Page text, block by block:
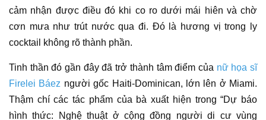
cảm nhận được điều đó khi co ro dưới mái hiên và chờ
cơn mưa như trút nước qua đi. Đó là hương vị trong ly
cocktail không rõ thành phần.
Tinh thần đó gần đây đã trở thành tâm điểm của nữ họa sĩ
Firelei Báez người gốc Haiti-Dominican, lớn lên ở Miami.
Thậm chí cáctác phẩmcủa bà xuất hiện trong “Dự báo
hình thức:
Nghệ thuậtở cộng đồng người di cư vùng